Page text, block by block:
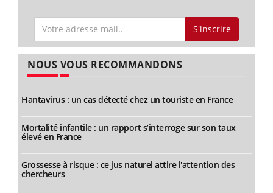
S'inscrire
NOUS VOUS RECOMMANDONS
Hantavirus : un cas détecté chez un touriste en France
Mortalité infantile : un rapport s’interroge sur son taux
élevé en France
Grossesse à risque : ce jus naturel attire l'attention des
chercheurs